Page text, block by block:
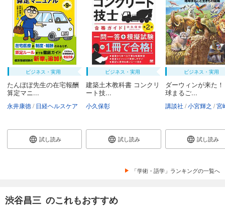
ビジネス・実用
たんぽぽ先生の在宅報酬
算定マニ...
永井康徳 日経ヘルスケア
試し読み
ビジネス・実用
建築土木教科書 コンクリ
ート技...
小久保彰
試し読み
ビジネス・実用
ダーウィンが来た
球まるご...
講談社 小宮輝之 宮崎
試し読み
「学術・語学」ランキングの一覧へ
渋谷昌三 のこれもおすすめ